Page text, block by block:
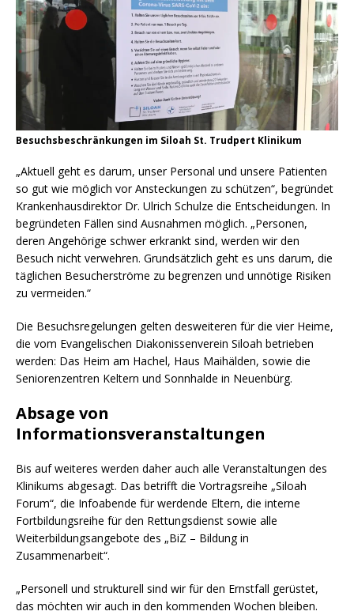
Besuchsbeschränkungen im Siloah St. Trudpert Klinikum
„Aktuell geht es darum, unser Personal und unsere Patienten
so gut wie möglich vor Ansteckungen zu schützen“, begründet
Krankenhausdirektor Dr. Ulrich Schulze die Entscheidungen. In
begründeten Fällen sind Ausnahmen möglich. „Personen,
deren Angehörige schwer erkrankt sind, werden wir den
Besuch nicht verwehren. Grundsätzlich geht es uns darum, die
täglichen Besucherströme zu begrenzen und unnötige Risiken
zu vermeiden.“
Die Besuchsregelungen gelten desweiteren für die vier Heime,
die vom Evangelischen Diakonissenverein Siloah betrieben
werden: Das Heim am Hachel, Haus Maihälden, sowie die
Seniorenzentren Keltern und Sonnhalde in Neuenbürg.
Absage von
Informationsveranstaltungen
Bis auf weiteres werden daher auch alle Veranstaltungen des
Klinikums abgesagt. Das betrifft die Vortragsreihe „Siloah
Forum“, die Infoabende für werdende Eltern, die interne
Fortbildungsreihe für den Rettungsdienst sowie alle
Weiterbildungsangebote des „BiZ – Bildung in
Zusammenarbeit“.
„Personell und strukturell sind wir für den Ernstfall gerüstet,
das möchten wir auch in den kommenden Wochen bleiben.